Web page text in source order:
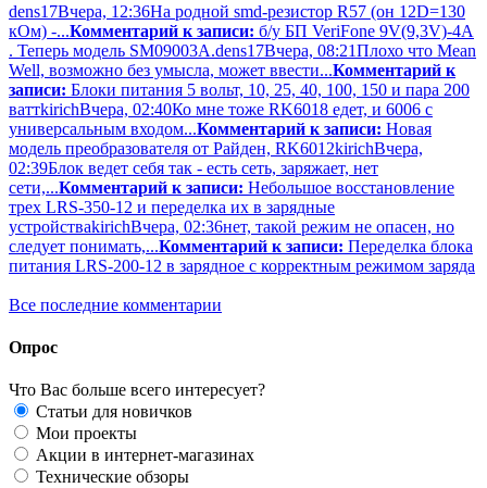
dens17Вчера, 12:36На родной smd-резистор R57 (он 12D=130
кОм) -...Комментарий к записи: б/у БП VeriFone 9V(9,3V)-4A
. Теперь модель SM09003A.dens17Вчера, 08:21Плохо что Mean
Well, возможно без умысла, может ввести...Комментарий к
записи: Блоки питания 5 вольт, 10, 25, 40, 100, 150 и пара 200
ваттkirichВчера, 02:40Ко мне тоже RK6018 едет, и 6006 с
универсальным входом...Комментарий к записи: Новая
модель преобразователя от Райден, RK6012kirichВчера,
02:39Блок ведет себя так - есть сеть, заряжает, нет
сети,...Комментарий к записи: Небольшое восстановление
трех LRS-350-12 и переделка их в зарядные
устройстваkirichВчера, 02:36нет, такой режим не опасен, но
следует понимать,...Комментарий к записи: Переделка блока
питания LRS-200-12 в зарядное с корректным режимом заряда
Все последние комментарии
Опрос
Что Вас больше всего интересует?
Статьи для новичков
Мои проекты
Акции в интернет-магазинах
Технические обзоры